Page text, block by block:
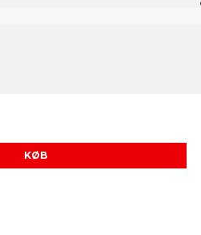
KØB